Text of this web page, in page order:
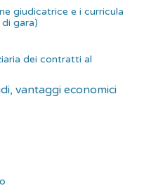
giudicatrice e i curricula
gara)
dei contratti al
vantaggi economici